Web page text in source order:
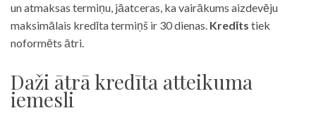
un atmaksas termiņu, jāatceras, ka vairākums aizdevēju
maksimālais kredīta termiņš ir 30 dienas. Kredīts tiek
noformēts ātri.
Daži ātrā kredīta atteikuma
iemesli